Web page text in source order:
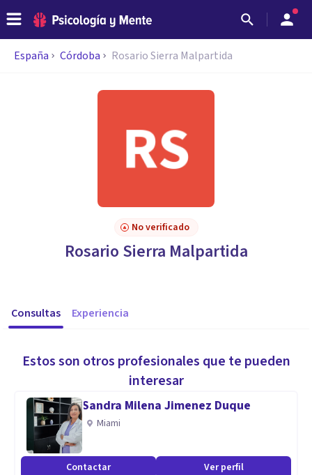
España Córdoba Rosario Sierra Malpartida
No verificado
Rosario Sierra Malpartida
Consultas Experiencia
Estos son otros profesionales que te pueden
interesar
Sandra Milena Jimenez Duque
Miami
Contactar Ver perfil